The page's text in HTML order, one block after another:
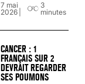
7 mai
2026
3
minutes
CANCER : 1
FRANÇAIS SUR 2
DEVRAIT REGARDER
SES POUMONS
18 juil 2022